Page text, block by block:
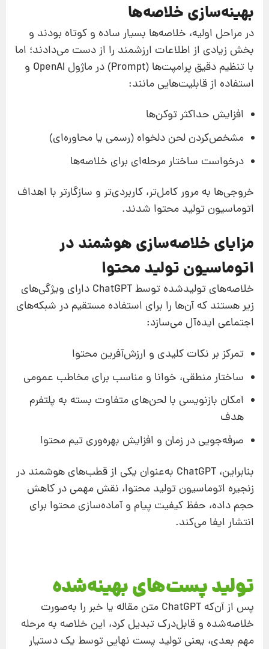
بهینه‌سازی خلاصه‌ها
در مراحل اولیه، خلاصه‌ها بسیار ساده و کوتاه بودند و
بخش زیادی از اطلاعات ارزشمند را از دست می‌دادند؛ اما
با تنظیم دقیق پرامپت‌ها (Prompt) در ماژول OpenAI و
استفاده از قابلیت‌هایی مانند:
افزایش حداکثر توکن‌ها
مشخص‌کردن لحن دلخواه (رسمی یا محاوره‌ای)
درخواست ساختار مرحله‌ای برای خلاصه‌ها
خروجی‌ها به مرور کامل‌تر، کاربردی‌تر و سازگارتر با اهداف
اتوماسیون تولید محتوا شدند.
مزایای خلاصه‌سازی هوشمند در
اتوماسیون تولید محتوا
خلاصه‌های تولیدشده توسط ChatGPT دارای ویژگی‌های
زیر هستند که آن‌ها را برای استفاده مستقیم در شبکه‌های
اجتماعی ایده‌آل می‌سازد:
تمرکز بر نکات کلیدی و ارزش‌آفرین محتوا
ساختار منطقی، خوانا و مناسب برای مخاطب عمومی
امکان بازنویسی با لحن‌های متفاوت بسته به پلتفرم
هدف
صرفه‌جویی در زمان و افزایش بهره‌وری تیم محتوا
بنابراین، ChatGPT به‌عنوان یکی از قطب‌های هوشمند در
زنجیره اتوماسیون تولید محتوا، نقش مهمی در کاهش
حجم داده، حفظ کیفیت پیام و آماده‌سازی محتوا برای
انتشار ایفا می‌کند.
تولید پست‌های بهینه‌شده
پس از آن‌که ChatGPT متن مقاله یا خبر را به‌صورت
خلاصه‌شده و قابل‌درک تبدیل کرد، این خلاصه به مرحله‌
مهم بعدی، یعنی تولید پست نهایی توسط یک دستیار